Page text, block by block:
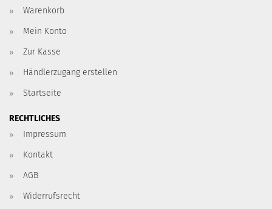
Warenkorb
Mein Konto
Zur Kasse
Händlerzugang erstellen
Startseite
RECHTLICHES
Impressum
Kontakt
AGB
Widerrufsrecht